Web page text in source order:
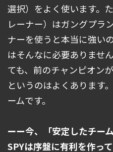
選択）をよく使います。
レーナー）はガングプラ
ナーを使うと本当に強い
はそんなに必要ありませ
ても、前のチャンピオン
というのはよくあります
ームです。
ーー今、「安定したチー
SPYは序盤に有利を作っ